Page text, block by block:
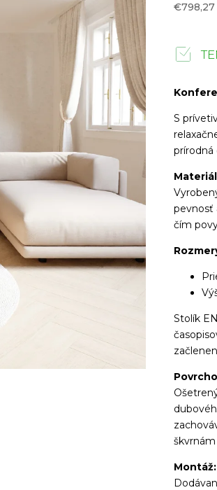
€798,27
S
prírodná
pevnosť
čím
Stolík
Montáž: